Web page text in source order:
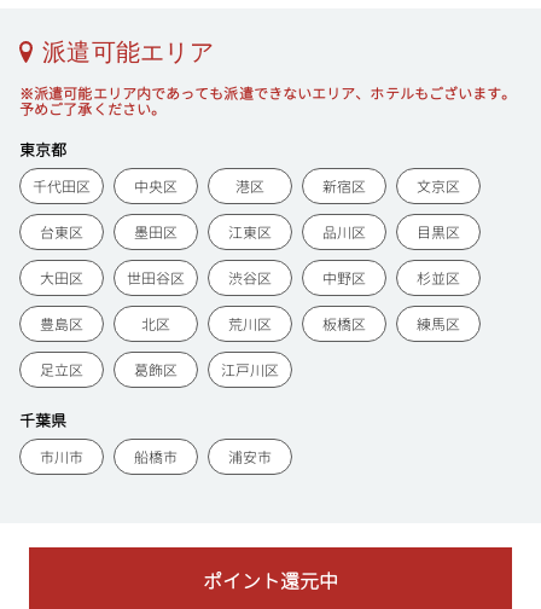
派遣可能エリア
※派遣可能エリア内であっても派遣できないエリア、ホテルもございます。
予めご了承ください。
東京都
千代田区 中央区 港区 新宿区 文京区
台東区 墨田区 江東区 品川区 目黒区
大田区 世田谷区 渋谷区 中野区 杉並区
豊島区 北区 荒川区 板橋区 練馬区
足立区 葛飾区 江戸川区
千葉県
市川市 船橋市 浦安市
ポイント還元中